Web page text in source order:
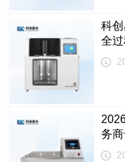
科创
全
务